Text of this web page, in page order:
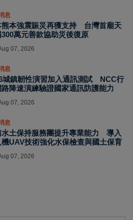
息
熊本強震賑災再獲支持 台灣首廟天
萬元善款協助災後復原
07, 2026
息
城鎮韌性演習加入通訊測試 NCC行
降速演練驗證國家通訊防護能力
07, 2026
息
水土保持服務團提升專業能力 導入
UAV技術強化水保檢查與國土保育
07, 2026